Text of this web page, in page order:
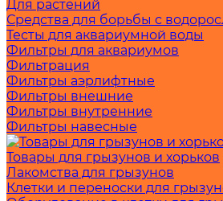
Для растений
Средства для борьбы с
Тесты для аквариумной воды
Фильтры для аквариумов
Фильтрация
Фильтры аэрлифтные
Фильтры внешние
Фильтры внутренние
Фильтры навесные
Товары для грызунов и хорьков
Лакомства для грызунов
Клетки и переноски для